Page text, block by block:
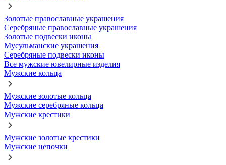
Золотые православные украшения
Серебряные православные украшения
Золотые подвески иконы
Мусульманские украшения
Серебряные подвески иконы
Все мужские ювелирные изделия
Мужские кольца
Мужские золотые кольца
Мужские серебряные кольца
Мужские крестики
Мужские золотые крестики
Мужские цепочки